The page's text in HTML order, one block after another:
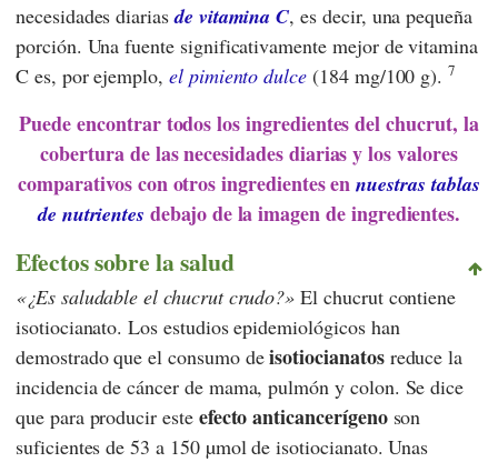
necesidades diariasde vitamina C, es decir, una pequeña
porción. Una fuente significativamente mejor de vitamina
C es, por ejemplo, el pimiento dulce (184 mg/100 g).7
Puede encontrar todos los ingredientes del chucrut, la
cobertura de las necesidades diarias y los valores
comparativos con otros ingredientes ennuestras tablas
de nutrientes debajo de la imagen de ingredientes.
Efectos sobre la salud
¿Es saludable el chucrut crudo? El chucrut contiene
isotiocianato. Los estudios epidemiológicos han
demostrado que el consumo deisotiocianatosreduce la
incidencia de cáncer de mama, pulmón y colon. Se dice
que para producir este efecto anticancerígenoson
suficientes de 53 a 150 µmol de isotiocianato. Unas